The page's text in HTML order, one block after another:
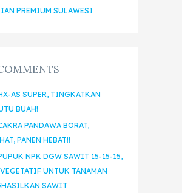
PREMIUM SULAWESI
AS SUPER, TINGKATKAN
BUAH!
PANDAWA BORAT,
PANEN HEBAT!!
NPK DGW SAWIT 15-15-15,
UNTUK TANAMAN
SAWIT